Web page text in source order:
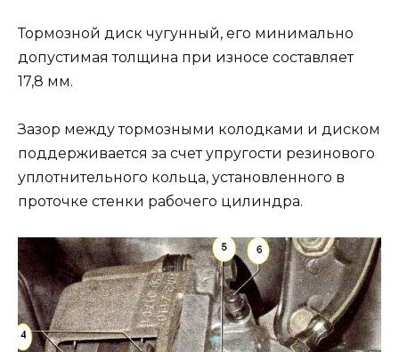
Тормозной диск чугунный, его минимально
допустимая толщина при износе составляет
17,8 мм.
Зазор между тормозными колодками и диском
поддерживается за счет упругости резинового
уплотнительного кольца, установленного в
проточке стенки рабочего цилиндра.